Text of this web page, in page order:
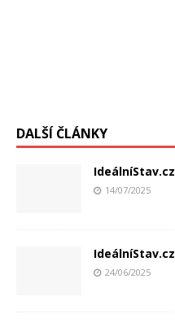
DALŠÍ ČLÁNKY
IdeálníStav.cz
14/07/2025
IdeálníStav.cz
24/06/2025